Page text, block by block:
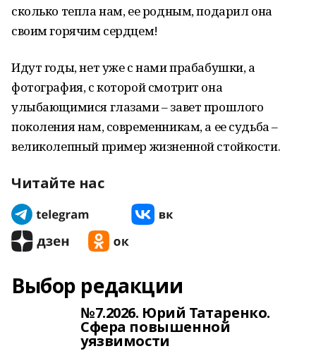
сколько тепла нам, ее родным, подарил она
своим горячим сердцем!
Идут годы, нет уже с нами прабабушки, а
фотография, с которой смотрит она
улыбающимися глазами – завет прошлого
поколения нам, современникам, а ее судьба –
великолепный пример жизненной стойкости.
Читайте нас
Выбор редакции
№7.2026. Юрий Татаренко.
Сфера повышенной
уязвимости